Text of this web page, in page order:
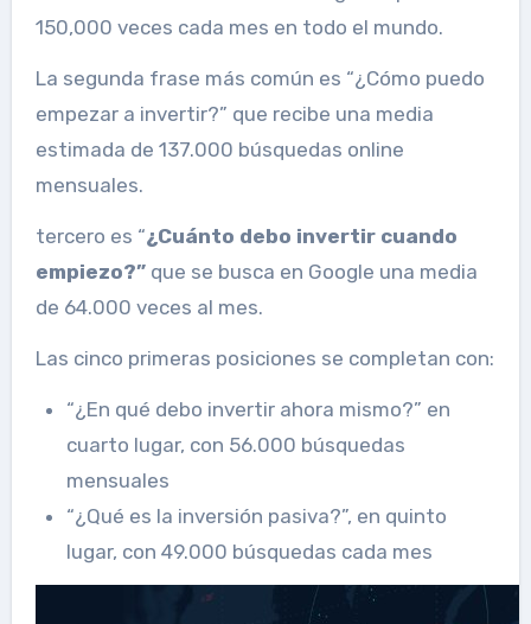
150,000 veces cada mes en todo el mundo.
La segunda frase más común es “¿Cómo puedo
empezar a invertir?” que recibe una media
estimada de 137.000 búsquedas online
mensuales.
tercero es “¿Cuánto debo invertir cuando
empiezo?”que se busca en Google una media
de 64.000 veces al mes.
Las cinco primeras posiciones se completan con:
“¿En qué debo invertir ahora mismo?” en
cuarto lugar, con 56.000 búsquedas
mensuales
“¿Qué es la inversión pasiva?”, en quinto
lugar, con 49.000 búsquedas cada mes